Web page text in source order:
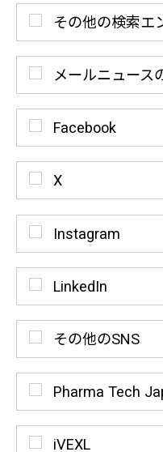
その他の検索エ
メールニュース
Facebook
X
Instagram
LinkedIn
その他のSNS
Pharma Tech
iVEXL